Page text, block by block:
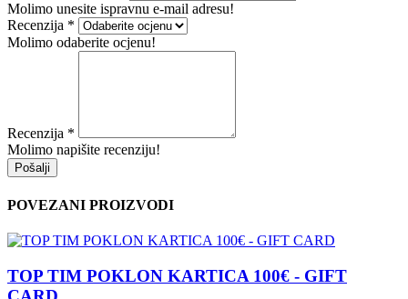
Molimo unesite ispravnu e-mail adresu!
Recenzija *
Molimo odaberite ocjenu!
Recenzija *
Molimo napišite recenziju!
Pošalji
POVEZANI PROIZVODI
TOP TIM POKLON KARTICA 100€ - GIFT